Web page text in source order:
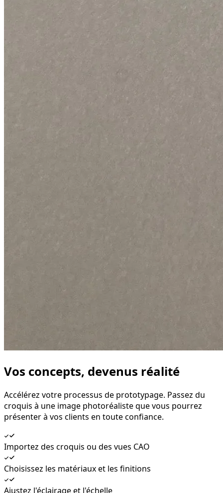
Vos concepts, devenus réalité
Accélérez votre processus de prototypage. Passez du
croquis à une image photoréaliste que vous pourrez
présenter à vos clients en toute confiance.
Importez des croquis ou des vues CAO
Choisissez les matériaux et les finitions
Ajustez l'éclairage et l'échelle